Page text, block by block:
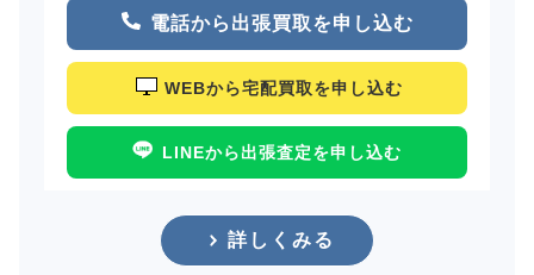
電話から出張買取を申し込む
WEBから宅配買取を申し込む
LINEから出張査定を申し込む
詳しくみる